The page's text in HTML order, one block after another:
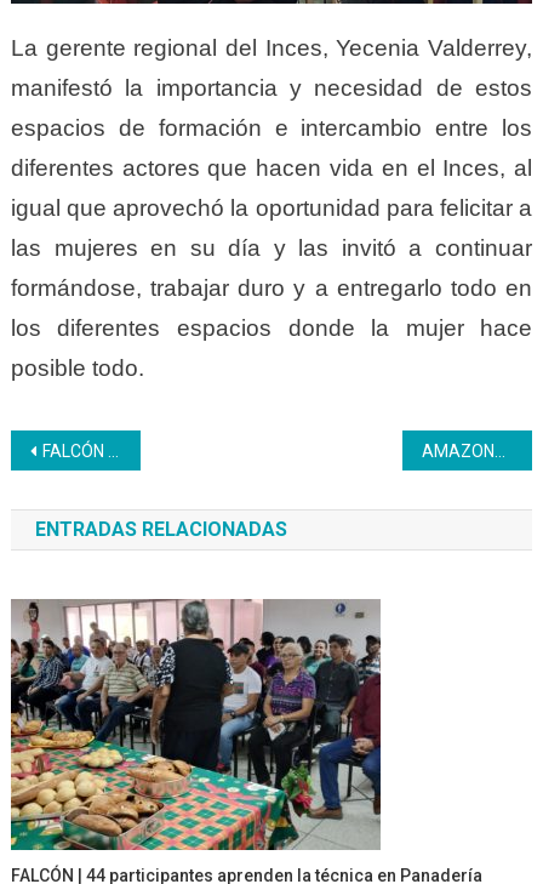
La gerente regional del Inces, Yecenia Valderrey,
manifestó la importancia y necesidad de estos
espacios de formación e intercambio entre los
diferentes actores que hacen vida en el Inces, al
igual que aprovechó la oportunidad para felicitar a
las mujeres en su día y las invitó a continuar
formándose, trabajar duro y a entregarlo todo en
los diferentes espacios donde la mujer hace
posible todo.
Navegación
de
entradas
FALCÓN | 23 emprendedoras se forman como Confeccionistas de Uniformes AMAZONAS | El Inces participó en una feria de emprendimiento de mujeres
ENTRADAS RELACIONADAS
FALCÓN | 44 participantes aprenden la técnica en Panadería